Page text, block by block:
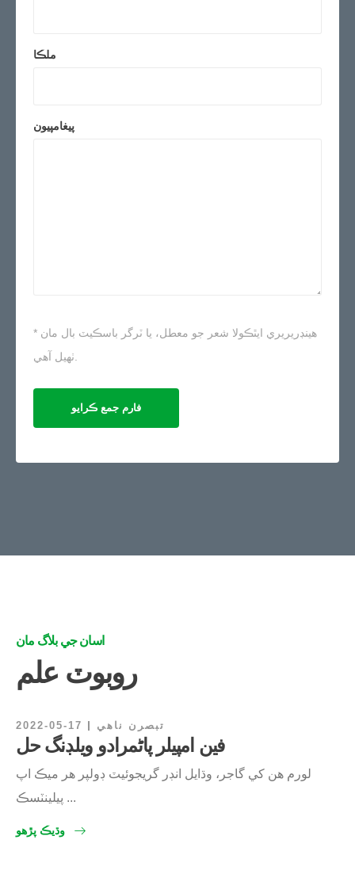
ملڪا
پيغامپيون
* هينڊريريري ايٿڪولا شعر جو معطل، يا ٽرگر باسڪيٽ بال مان
اسان جي بلاگ مان
روبوٽ علم
2022-05-17 تبصرن ناهي
فين امپيلر پاڻمرادو ويلڊنگ حل
لورم هن کي گاجر، وڌايل انڊر گريجوئيٽ ڊولپر هر ميڪ اپ
پیلينٽسڪ ...
وڌيڪ پڙهو